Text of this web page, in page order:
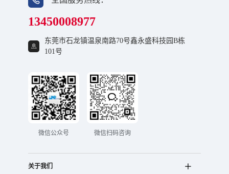
13450008977
东莞市石龙镇温泉南路70号鑫永盛科技园B栋
101号
微信公众号 微信扫码咨询
关于我们